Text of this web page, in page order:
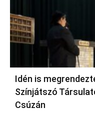
Idén is
Színjátszó
Csúzán